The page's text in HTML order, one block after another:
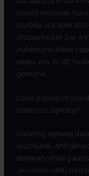
klasės modeliai.
siurbliui yra apie
atsiperka per 3 ar 4
Aukštesnė klasė
siekia vos 19 dB,
geresnė.
Kokie papildomi
sistemos sąmatą?
Galutinę sąmatą
siurbliukai,
dekoratyviniai
Jei norite valdyti